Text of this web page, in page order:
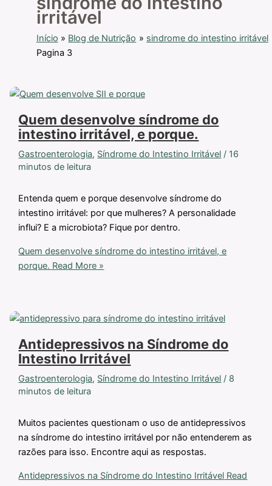
irritável
Início Blog de Nutrição
sindrome do intestino irritável
Pagina 3
Quem desenvolve síndrome do
intestino irritável, e porque.
Gastroenterologia, Síndrome do Intestino Irritável / 16
minutos de leitura
Entenda quem e porque desenvolve síndrome do
intestino irritável: por que mulheres? A personalidade
influi? E a microbiota? Fique por dentro.
Quem desenvolve síndrome do intestino irritável, e
porque. Read More »
Antidepressivos na Síndrome do
Intestino Irritável
Gastroenterologia, Síndrome do Intestino Irritável / 8
minutos de leitura
Muitos pacientes questionam o uso de antidepressivos
na síndrome do intestino irritável por não entenderem as
razões para isso. Encontre aqui as respostas.
Antidepressivos na Síndrome do Intestino Irritável Read